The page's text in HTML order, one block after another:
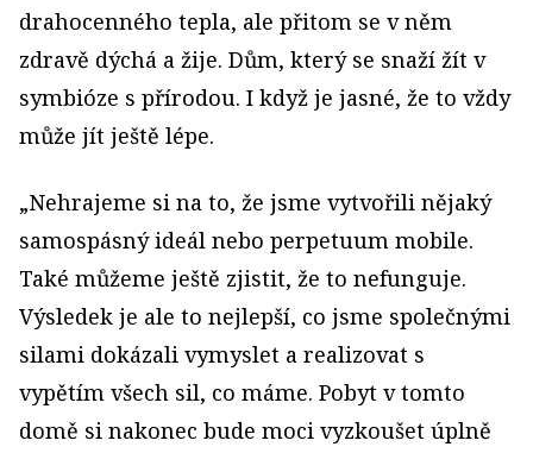
drahocenného tepla, ale přitom se v něm
zdravě dýchá a žije. Dům, který se snaží žít v
symbióze s přírodou. I když je jasné, že to vždy
může jít ještě lépe.
„Nehrajeme si na to, že jsme vytvořili nějaký
samospásný ideál nebo perpetuum mobile.
Také můžeme ještě zjistit, že to nefunguje.
Výsledek je ale to nejlepší, co jsme společnými
silami dokázali vymyslet a realizovat s
vypětím všech sil, co máme. Pobyt v tomto
domě si nakonec bude moci vyzkoušet úplně